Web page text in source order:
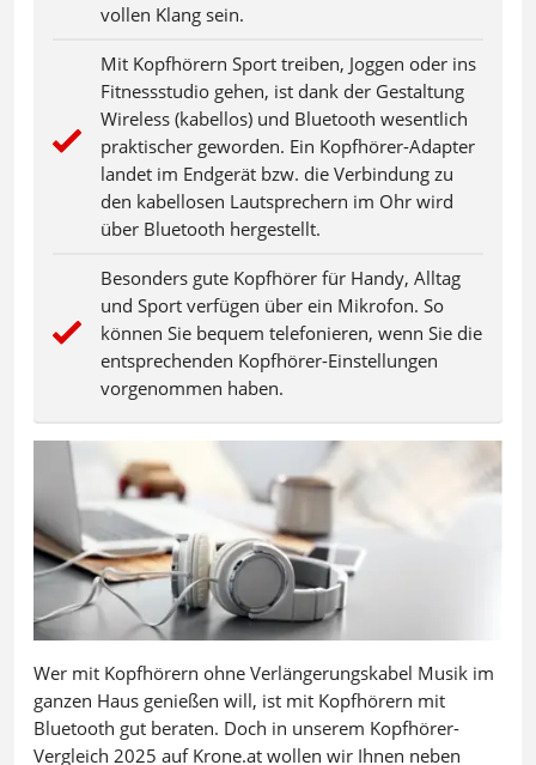
vollen Klang sein.
Mit Kopfhörern Sport treiben, Joggen oder ins
Fitnessstudio gehen, ist dank der Gestaltung
Wireless (kabellos) und Bluetooth wesentlich
praktischer geworden. Ein Kopfhörer-Adapter
landet im Endgerät bzw. die Verbindung zu
den kabellosen Lautsprechern im Ohr wird
über Bluetooth hergestellt.
Besonders gute Kopfhörer für Handy, Alltag
und Sport verfügen über ein Mikrofon. So
können Sie bequem telefonieren, wenn Sie die
entsprechenden Kopfhörer-Einstellungen
vorgenommen haben.
Wer mit Kopfhörern ohne Verlängerungskabel Musik im
ganzen Haus genießen will, ist mit Kopfhörern mit
Bluetooth gut beraten. Doch in unserem Kopfhörer-
Vergleich 2025 auf Krone.at wollen wir Ihnen neben